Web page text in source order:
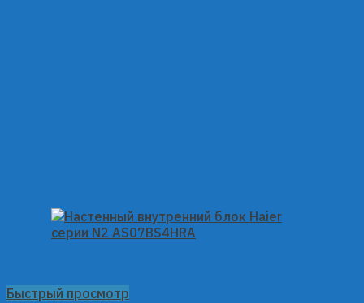
Быстрый просмотр